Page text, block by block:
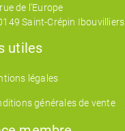
de l'Europe
Saint-Crépin Ibouvilliers
utiles
légales
générales de vente